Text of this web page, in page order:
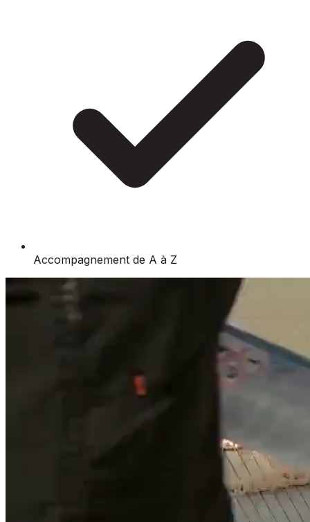
Accompagnement de A à Z